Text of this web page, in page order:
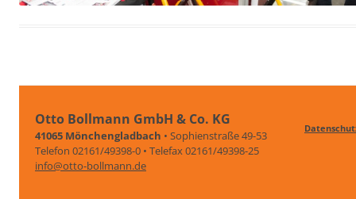
Otto Bollmann GmbH & Co. KG
41065 Mönchengladbach • Sophienstraße 49-53
Telefon 02161/49398-0 • Telefax 02161/49398-25
info@otto-bollmann.de